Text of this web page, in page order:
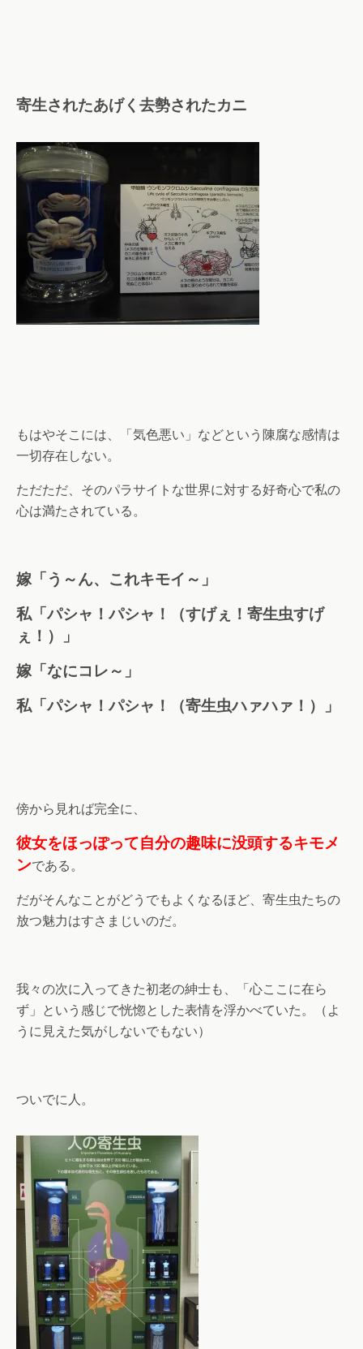
寄生されたあげく去勢されたカニ
もはやそこには、「気色悪い」などという陳腐な感情は
一切存在しない。
ただただ、そのパラサイトな世界に対する好奇心で私の
心は満たされている。
嫁「う～ん、これキモイ～」
私「パシャ！パシャ！（すげぇ！寄生虫すげ
ぇ！）」
嫁「なにコレ～」
私「パシャ！パシャ！（寄生虫ハァハァ！）」
傍から見れば完全に、
彼女をほっぽって自分の趣味に没頭するキモメ
ンである。
だがそんなことがどうでもよくなるほど、寄生虫たちの
放つ魅力はすさまじいのだ。
我々の次に入ってきた初老の紳士も、「心ここに在ら
ず」という感じで恍惚とした表情を浮かべていた。（よ
うに見えた気がしないでもない）
ついでに人。